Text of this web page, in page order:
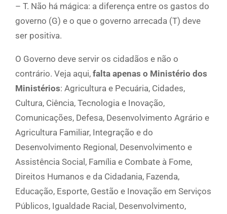
– T. Não há mágica: a diferença entre os gastos do
governo (G) e o que o governo arrecada (T) deve
ser positiva.
O Governo deve servir os cidadãos e não o
contrário. Veja aqui, falta apenas o Ministério dos
Ministérios: Agricultura e Pecuária, Cidades,
Cultura, Ciência, Tecnologia e Inovação,
Comunicações, Defesa, Desenvolvimento Agrário e
Agricultura Familiar, Integração e do
Desenvolvimento Regional, Desenvolvimento e
Assistência Social, Família e Combate à Fome,
Direitos Humanos e da Cidadania, Fazenda,
Educação, Esporte, Gestão e Inovação em Serviços
Públicos, Igualdade Racial, Desenvolvimento,